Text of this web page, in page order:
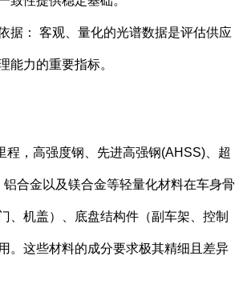
据： 客观、量化的光谱数据是评估供应
能力的重要指标。
，高强度钢、先进高强钢(AHSS)、超
合金以及镁合金等轻量化材料在车身骨
、机盖）、底盘结构件（副车架、控制
。这些材料的成分要求极其精细且差异